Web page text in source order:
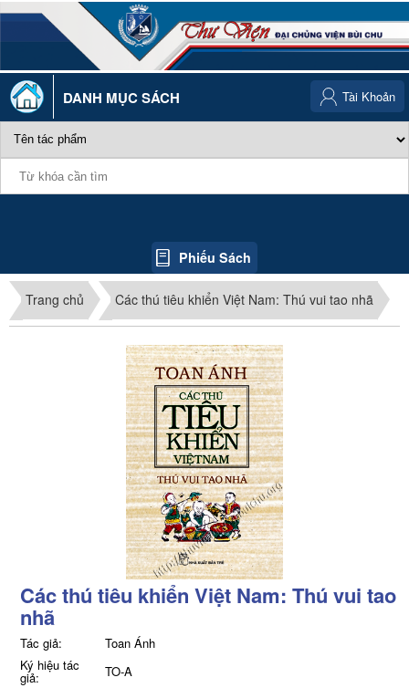
DANH MỤC SÁCH
Phiếu Sách
Tài Khoản
Trang chủ Các thú tiêu khiển Việt Nam: Thú vui tao nhã
Các thú tiêu khiển Việt Nam: Thú vui tao
nhã
Tác giả:
Toan Ánh
Ký hiệu tác
giả:
TO-A